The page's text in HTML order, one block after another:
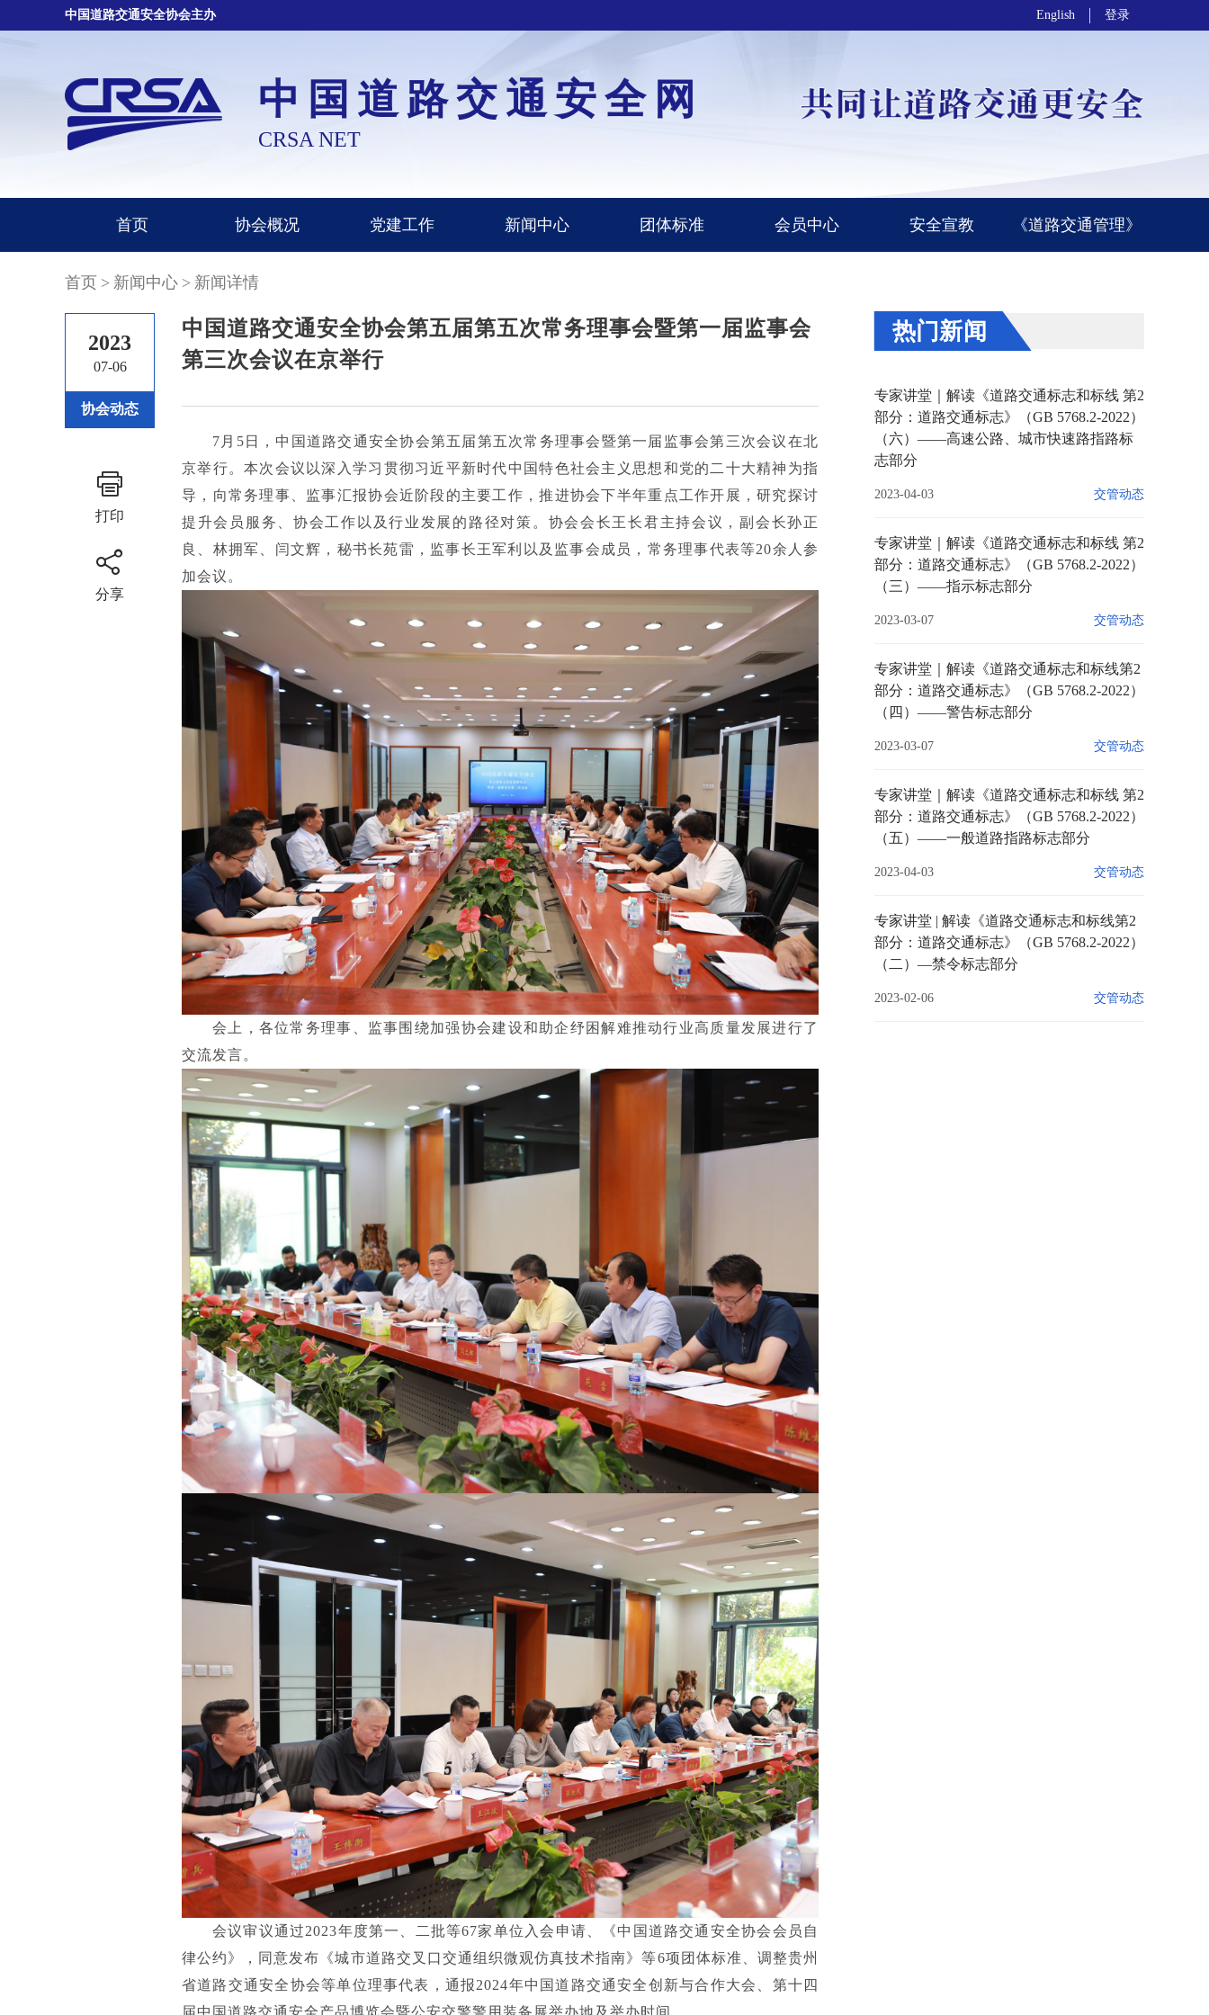
中国道路交通安全协会主办 English 登录
中国道路交通安全网
CRSA NET
首页 协会概况 党建工作 新闻中心 团体标准 会员中心 安全宣教 《道路交通管理》
首页 > 新闻中心 > 新闻详情
2023
07-06
协会动态
打印
分享
中国道路交通安全协会第五届第五次常务理事会暨第一届监事会
第三次会议在京举行
7月5日，中国道路交通安全协会第五届第五次常务理事会暨第一届监事会第三次会议在北
京举行。本次会议以深入学习贯彻习近平新时代中国特色社会主义思想和党的二十大精神为指
导，向常务理事、监事汇报协会近阶段的主要工作，推进协会下半年重点工作开展，研究探讨
提升会员服务、协会工作以及行业发展的路径对策。协会会长王长君主持会议，副会长孙正
良、林拥军、闫文辉，秘书长苑雷，监事长王军利以及监事会成员，常务理事代表等20余人参
加会议。
会上，各位常务理事、监事围绕加强协会建设和助企纾困解难推动行业高质量发展进行了
交流发言。
会议审议通过2023年度第一、二批等67家单位入会申请、《中国道路交通安全协会会员自
律公约》，同意发布《城市道路交叉口交通组织微观仿真技术指南》等6项团体标准、调整贵州
省道路交通安全协会等单位理事代表，通报2024年中国道路交通安全创新与合作大会、第十四
届中国道路交通安全产品博览会暨公安交警警用装备展举办地及举办时间。
热门新闻
专家讲堂｜解读《道路交通标志和标线 第2
部分：道路交通标志》（GB 5768.2-2022）
（六）——高速公路、城市快速路指路标
志部分
2023-04-03 交管动态
专家讲堂｜解读《道路交通标志和标线 第2
部分：道路交通标志》（GB 5768.2-2022）
（三）——指示标志部分
2023-03-07 交管动态
专家讲堂｜解读《道路交通标志和标线第2
部分：道路交通标志》（GB 5768.2-2022）
（四）——警告标志部分
2023-03-07 交管动态
专家讲堂｜解读《道路交通标志和标线 第2
部分：道路交通标志》（GB 5768.2-2022）
（五）——一般道路指路标志部分
2023-04-03 交管动态
专家讲堂 | 解读《道路交通标志和标线第2
部分：道路交通标志》（GB 5768.2-2022）
（二）—禁令标志部分
2023-02-06 交管动态